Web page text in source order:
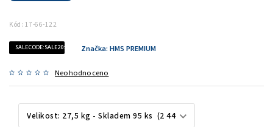
Kód: 17-66-122
SALECODE:SALE20:20:%
Neohodnoceno
Značka: HMS PREMIUM